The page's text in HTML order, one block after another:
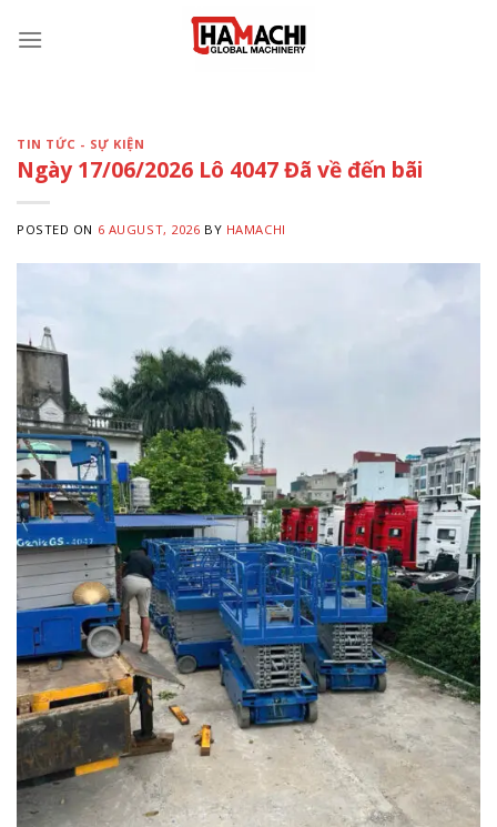
TIN TỨC - SỰ KIỆN
Ngày 17/06/2026 Lô 4047 Đã về đến bãi
POSTED ON 6 AUGUST, 2026 BY HAMACHI